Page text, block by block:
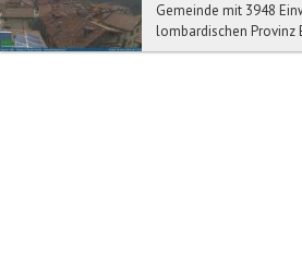
Gemeinde mit 3948
lombardischen Provinz
Bergdor...